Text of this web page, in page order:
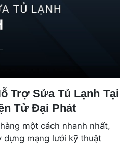
Trợ Sửa Tủ Lạnh Tại
Tử Đại Phát
một cách nhanh nhất,
mạng lưới kỹ thuật